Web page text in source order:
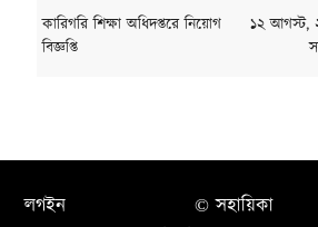
কারিগরি শিক্ষা অধিদপ্তরে নিয়োগ
বিজ্ঞপ্তি
১২ আগস্ট,
লগইন © সহায়িকা